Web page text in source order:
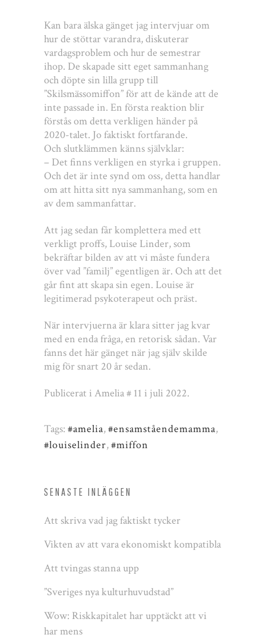
Kan bara älska gänget jag intervjuar om
hur de stöttar varandra, diskuterar
vardagsproblem och hur de semestrar
ihop. De skapade sitt eget sammanhang
och döpte sin lilla grupp till
”Skilsmässomiffon” för att de kände att de
inte passade in. En första reaktion blir
förstås om detta verkligen händer på
2020-talet. Jo faktiskt fortfarande.
Och slutklämmen känns självklar:
– Det finns verkligen en styrka i gruppen.
Och det är inte synd om oss, detta handlar
om att hitta sitt nya sammanhang, som en
av dem sammanfattar.
Att jag sedan får komplettera med ett
verkligt proffs, Louise Linder, som
bekräftar bilden av att vi måste fundera
över vad ”familj” egentligen är. Och att det
går fint att skapa sin egen. Louise är
legitimerad psykoterapeut och präst.
När intervjuerna är klara sitter jag kvar
med en enda fråga, en retorisk sådan. Var
fanns det här gänget när jag själv skilde
mig för snart 20 år sedan.
Publicerat i Amelia # 11 i juli 2022.
Tags: #amelia,#ensamståendemamma,
#louiselinder,#miffon
SENASTE INLÄGGEN
Att skriva vad jag faktiskt tycker
Vikten av att vara ekonomiskt kompatibla
Att tvingas stanna upp
”Sveriges nya kulturhuvudstad”
Wow: Riskkapitalet har upptäckt att vi
har mens